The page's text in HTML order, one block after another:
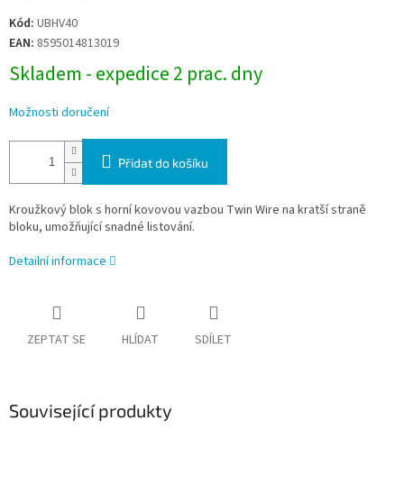
Měrná
cena:
Kód: UBHV40
EAN: 8595014813019
Skladem - expedice 2 prac. dny
Možnosti doručení
Přidat do košíku
Kroužkový blok s horní kovovou vazbou Twin Wire na kratší straně
bloku, umožňující snadné listování.
Detailní informace
ZEPTAT SE HLÍDAT SDÍLET
Související produkty